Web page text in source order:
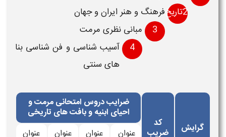
2تاریخ،
فرهنگ و هنر ايران و جهان
3
مبانی نظری مرمت
4
آسيب شناسی و فن شناسی بنا
های سنتی
گرایش کد
ضریب
ضرایب دروس امتحانی مرمت و
احیای ابنیه و بافت های تاریخی
عنوان
عنوان عنوان عنوان